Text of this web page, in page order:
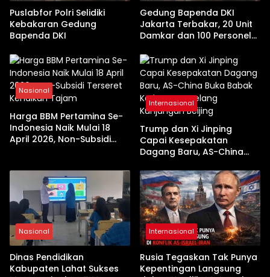
Puslabfor Polri Selidiki
Kebakaran Gedung
Bapenda DKI
Gedung Bapenda DKI
Jakarta Terbakar, 20 Unit
Damkar dan 100 Personel
Nasional
Harga BBM Pertamina Se-
Indonesia Naik Mulai 18
April 2026, Non-Subsidi
Internasional
Trump dan Xi Jinping
Capai Kesepakatan
Dagang Baru, AS-China
Jelang Kunjungan Beijing
Nasional
Dinas Pendidikan
Kabupaten Lahat Sukses
Internasional
Rusia Tegaskan Tak Punya
Kepentingan Langsung